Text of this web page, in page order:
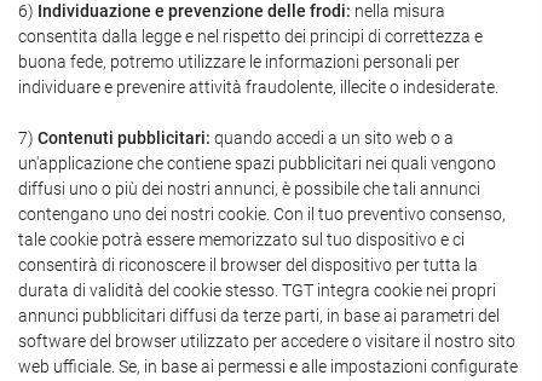
6) Individuazione e prevenzione delle frodi: nella misura
consentita dalla legge e nel rispetto dei principi di correttezza e
buona fede, potremo utilizzare le informazioni personali per
individuare e prevenire attività fraudolente, illecite o indesiderate.
7) Contenuti pubblicitari: quando accedi a un sito web o a
un'applicazione che contiene spazi pubblicitari nei quali vengono
diffusi uno o più dei nostri annunci, è possibile che tali annunci
contengano uno dei nostri cookie. Con il tuo preventivo consenso,
tale cookie potrà essere memorizzato sul tuo dispositivo e ci
consentirà di riconoscere il browser del dispositivo per tutta la
durata di validità del cookie stesso. TGT integra cookie nei propri
annunci pubblicitari diffusi da terze parti, in base ai parametri del
software del browser utilizzato per accedere o visitare il nostro sito
web ufficiale. Se, in base ai permessi e alle impostazioni configurate